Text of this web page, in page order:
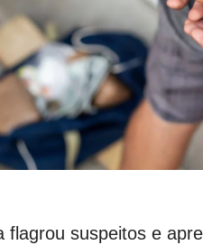
flagrou suspeitos e